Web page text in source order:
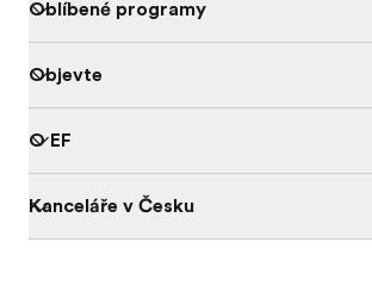
Oblíbené programy
Objevte
O EF
Kanceláře v Česku